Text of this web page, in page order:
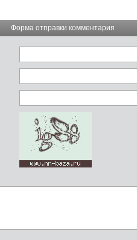
Форма отправки комментария